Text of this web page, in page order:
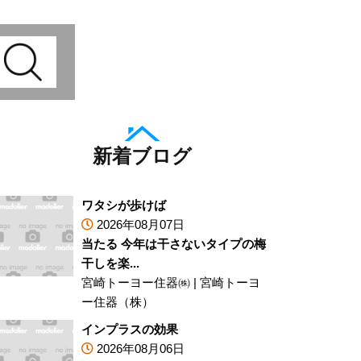
新着ブログ
ワタシが歩けば
2026年08月07日
当たる 今年は干さないタイプの梅
干しを楽...
宮崎トーヨー住器㈱ | 宮崎トーヨ
ー住器（株）
インプラスの効果
2026年08月06日